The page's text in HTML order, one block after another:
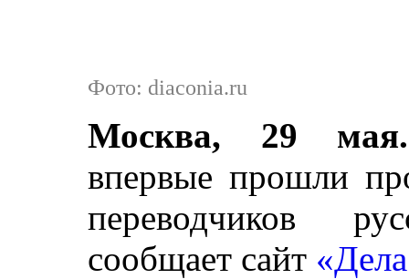
Фото: diaconia.ru
Москва, 29 мая.
впервые прошли
переводчиков
сообщает сайт